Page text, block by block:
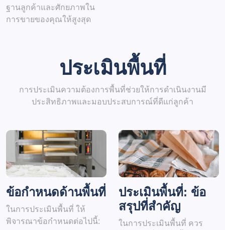
ฐานลูกค้าและศักยภาพใน
การขายของคุณให้สูงสุด
ประเมินพื้นที่
การประเมินความต้องการพื้นที่ช่วยให้การดำเนินงานมี
ประสิทธิภาพและมอบประสบการณ์ที่ดีแก่ลูกค้า
ข้อกำหนดด้านพื้นที่
ในการประเมินพื้นที่ ให้
พิจารณาข้อกำหนดต่อไปนี้:
ประเมินพื้นที่: ข้อ
สรุปที่สำคัญ
ในการประเมินพื้นที่ ควร